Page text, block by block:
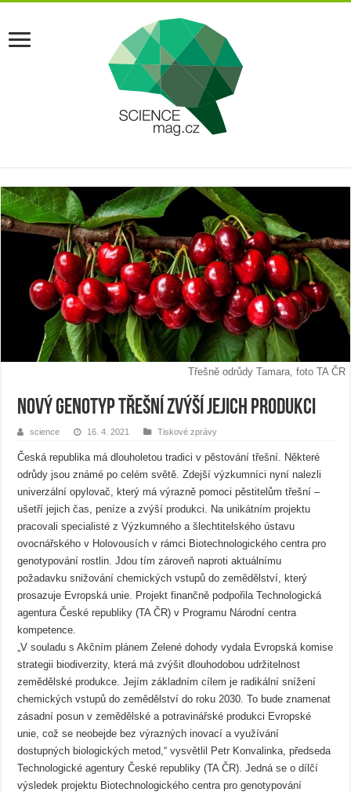
Třešně odrůdy Tamara, foto TA ČR
Nový genotyp třešní zvýší jejich produkci
science 16. 4. 2021 Tiskové zprávy
Česká republika má dlouholetou tradici v pěstování třešní. Některé
odrůdy jsou známé po celém světě. Zdejší výzkumníci nyní nalezli
univerzální opylovač, který má výrazně pomoci pěstitelům třešní –
ušetří jejich čas, peníze a zvýší produkci. Na unikátním projektu
pracovali specialisté z Výzkumného a šlechtitelského ústavu
ovocnářského v Holovousích v rámci Biotechnologického centra pro
genotypování rostlin. Jdou tím zároveň naproti aktuálnímu
požadavku snižování chemických vstupů do zemědělství, který
prosazuje Evropská unie. Projekt finančně podpořila Technologická
agentura České republiky (TA ČR) v Programu Národní centra
kompetence.
„V souladu s Akčním plánem Zelené dohody vydala Evropská komise
strategii biodiverzity, která má zvýšit dlouhodobou udržitelnost
zemědělské produkce. Jejím základním cílem je radikální snížení
chemických vstupů do zemědělství do roku 2030. To bude znamenat
zásadní posun v zemědělské a potravinářské produkci Evropské
unie, což se neobejde bez výrazných inovací a využívání
dostupných biologických metod,“ vysvětlil Petr Konvalinka, předseda
Technologické agentury České republiky (TA ČR). Jedná se o dílčí
výsledek projektu Biotechnologického centra pro genotypování